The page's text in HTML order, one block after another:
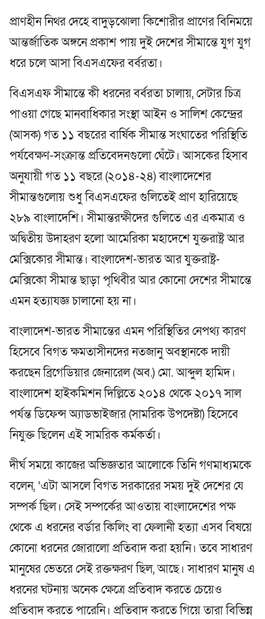
প্রাণহীন নিথর দেহে বাদুড়ঝোলা কিশোরীর প্রাণের বিনিময়ে
আন্তর্জাতিক অঙ্গনে প্রকাশ পায় দুই দেশের সীমান্তে যুগ যুগ
ধরে চলে আসা বিএসএফের বর্বরতা।
বিএসএফ সীমান্তে কী ধরনের বর্বরতা চালায়, সেটার চিত্র
পাওয়া গেছে মানবাধিকার সংস্থা আইন ও সালিশ কেন্দ্রের
(আসক) গত ১১ বছরের বার্ষিক সীমান্ত সংঘাতের পরিস্থিতি
পর্যবেক্ষণ-সংক্রান্ত প্রতিবেদনগুলো ঘেঁটে। আসকের হিসাব
অনুযায়ী গত ১১ বছরে (২০১৪-২৪) বাংলাদেশের
সীমান্তগুলোয় শুধু বিএসএফের গুলিতেই প্রাণ হারিয়েছে
২৮৯ বাংলাদেশি। সীমান্তরক্ষীদের গুলিতে এর একমাত্র ও
অদ্বিতীয় উদাহরণ হলো আমেরিকা মহাদেশে যুক্তরাষ্ট্র আর
মেক্সিকোর সীমান্ত। বাংলাদেশ-ভারত আর যুক্তরাষ্ট্র-
মেক্সিকো সীমান্ত ছাড়া পৃথিবীর আর কোনো দেশের সীমান্তে
এমন হত্যাযজ্ঞ চালানো হয় না।
বাংলাদেশ-ভারত সীমান্তের এমন পরিস্থিতির নেপথ্য কারণ
হিসেবে বিগত ক্ষমতাসীনদের নতজানু অবস্থানকে দায়ী
করছেন ব্রিগেডিয়ার জেনারেল (অব.) মো. আব্দুল হামিদ।
বাংলাদেশ হাইকমিশন দিল্লিতে ২০১৪ থেকে ২০১৭ সাল
পর্যন্ত ডিফেন্স অ্যাডভাইজার (সামরিক উপদেষ্টা) হিসেবে
নিযুক্ত ছিলেন এই সামরিক কর্মকর্তা।
দীর্ঘ সময়ে কাজের অভিজ্ঞতার আলোকে তিনি গণমাধ্যমকে
বলেন, ‘এটা আসলে বিগত সরকারের সময় দুই দেশের যে
সম্পর্ক ছিল। সেই সম্পর্কের আওতায় বাংলাদেশের পক্ষ
থেকে এ ধরনের বর্ডার কিলিং বা ফেলানী হত্যা এসব বিষয়ে
কোনো ধরনের জোরালো প্রতিবাদ করা হয়নি। তবে সাধারণ
মানুষের ভেতরে সেই রক্তক্ষরণ ছিল, আছে। সাধারণ মানুষ এ
ধরনের ঘটনায় অনেক ক্ষেত্রে প্রতিবাদ করতে চেয়েও
প্রতিবাদ করতে পারেনি। প্রতিবাদ করতে গিয়ে তারা বিভিন্ন